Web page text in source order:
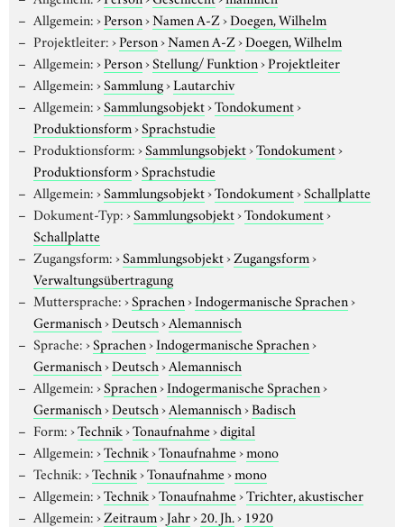
Allgemein:›Person›Namen A-Z›Doegen, Wilhelm
Projektleiter:›Person›Namen A-Z›Doegen, Wilhelm
Allgemein:›Person›Stellung/ Funktion›Projektleiter
Allgemein:›Sammlung›Lautarchiv
Allgemein:›Sammlungsobjekt›Tondokument›
Produktionsform›Sprachstudie
Produktionsform:›Sammlungsobjekt›Tondokument›
Produktionsform›Sprachstudie
Allgemein:›Sammlungsobjekt›Tondokument›Schallplatte
Dokument-Typ:›Sammlungsobjekt›Tondokument›
Schallplatte
Zugangsform:›Sammlungsobjekt›Zugangsform›
Verwaltungsübertragung
Muttersprache:›Sprachen›Indogermanische Sprachen›
Germanisch›Deutsch›Alemannisch
Sprache:›Sprachen›Indogermanische Sprachen›
Germanisch›Deutsch›Alemannisch
Allgemein:›Sprachen›Indogermanische Sprachen›
Germanisch›Deutsch›Alemannisch›Badisch
Form:›Technik›Tonaufnahme›digital
Allgemein:›Technik›Tonaufnahme›mono
Technik:›Technik›Tonaufnahme›mono
Allgemein:›Technik›Tonaufnahme›Trichter, akustischer
Allgemein:›Zeitraum›Jahr›20. Jh.› 1920